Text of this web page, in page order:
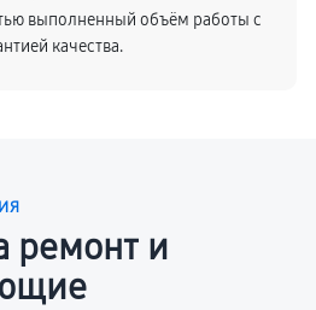
выполненный объём работы с
качества.
ремонт и